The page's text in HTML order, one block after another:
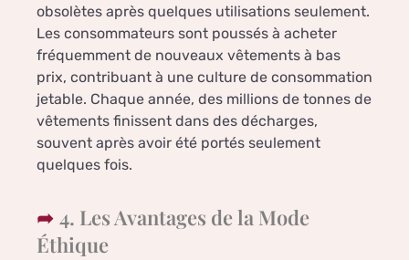
obsolètes après quelques utilisations seulement.
Les consommateurs sont poussés à acheter
fréquemment de nouveaux vêtements à bas
prix, contribuant à une culture de consommation
jetable. Chaque année, des millions de tonnes de
vêtements finissent dans des décharges,
souvent après avoir été portés seulement
quelques fois.
4. Les Avantages de la Mode
Éthique